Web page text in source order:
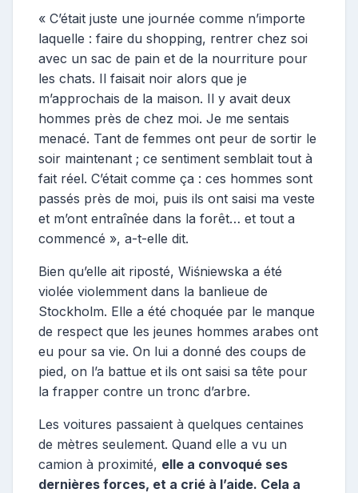
« C’était juste une journée comme n’importe
laquelle : faire du shopping, rentrer chez soi
avec un sac de pain et de la nourriture pour
les chats. Il faisait noir alors que je
m’approchais de la maison. Il y avait deux
hommes près de chez moi. Je me sentais
menacé. Tant de femmes ont peur de sortir le
soir maintenant ; ce sentiment semblait tout à
fait réel. C’était comme ça : ces hommes sont
passés près de moi, puis ils ont saisi ma veste
et m’ont entraînée dans la forêt… et tout a
commencé », a-t-elle dit.
Bien qu’elle ait riposté, Wiśniewska a été
violée violemment dans la banlieue de
Stockholm. Elle a été choquée par le manque
de respect que les jeunes hommes arabes ont
eu pour sa vie. On lui a donné des coups de
pied, on l’a battue et ils ont saisi sa tête pour
la frapper contre un tronc d’arbre.
Les voitures passaient à quelques centaines
de mètres seulement. Quand elle a vu un
camion à proximité, elle a convoqué ses
dernières forces, et a crié à l’aide. Cela a